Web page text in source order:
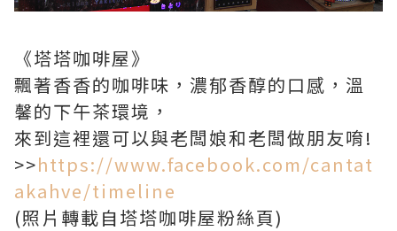
《塔塔咖啡屋》
飄著香香的咖啡味，濃郁香醇的口感，溫
馨的下午茶環境，
來到這裡還可以與老闆娘和老闆做朋友唷!
>>https://www.facebook.com/cantat
akahve/timeline
(照片轉載自塔塔咖啡屋粉絲頁)